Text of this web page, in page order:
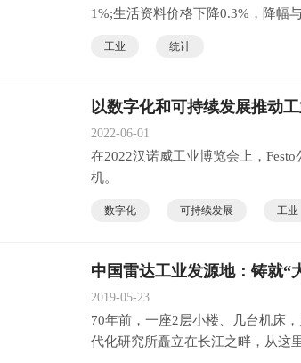
1%;生活资料价格下降0.3%，降幅
工业 统计
以数字化和可持续发展推动
2022-06-01
在2022汉诺威工业博览会上，
机。
数字化 可持续发展 工业
中国雷达工业发源地：铸就“
2019-05-23
70年前，一座2层小楼、几台机床
代化研究所矗立在长江之畔，从这